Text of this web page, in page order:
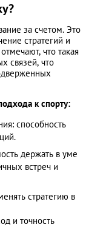
за счетом. Это
стратегий и
что такая
связей, что
к спорту:
способность
держать в уме
встреч и
стратегию в
и точность